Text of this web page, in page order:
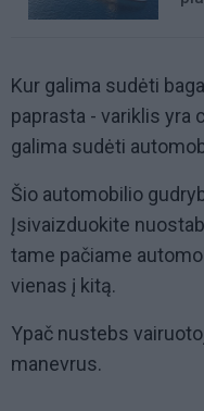
Kur galima sudėti
paprasta - variklis yra
galima sudėti
Šio automobilio
Įsivaizduokite
tame pačiame
vienas į kitą.
Ypač nustebs
manevrus.